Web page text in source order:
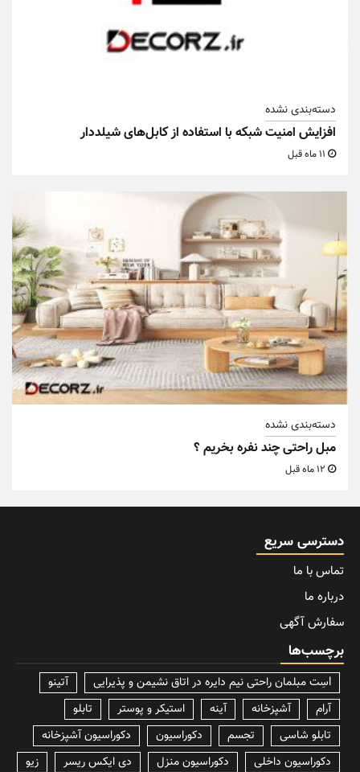
دسته‌بندی نشده
افزایش امنیت شبکه با استفاده از کابل‌های شیلددار
دسته‌بندی نشده
مبل راحتی چند نفره بخریم ؟
دسترسی سریع
تماس با ما
درباره ما
سفارش آگهی
برچسب‌ها
lسِت مبلمان راحتی نیم دایره در اتاق نشیمن و پذیرایی
آتینو
آرام
آشپزخانه آینه استیکر و پوستر
تابلو
تابلو شاسی
تجسم دکوراسیون
دکوراسیون آشپزخانه
دکوراسیون داخلی
دکوراسیون منزل دی ایکس ریسر
زیو